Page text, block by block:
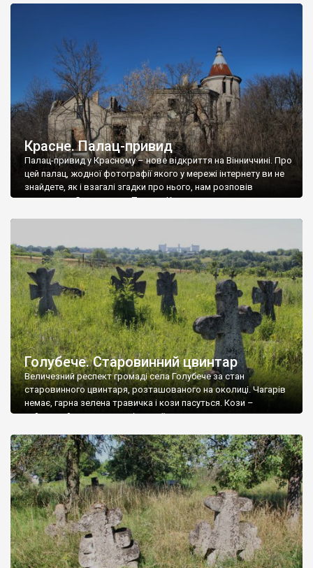
Красне. Палац-привид
Палац-привид у Красному – нове відкриття на Вінниччині. Про
цей палац, жодної фотографії якого у мережі інтернету ви не
знайдете, як і взагалі згадки про нього, нам розповів
мешканець Самгородка. Палац у Красному вразив не лише
Голубече. Старовинний цвинтар
Величезний респект громаді села Голубече за стан
старовинного цвинтаря, розташованого на околиці. Чагарів
немає, гарна зелена травичка і кози пасуться. Кози –
найкращий регулятор шкідливої, для старих кладовищ,
бруньками, кози ті бруньки обгризають, бо то улюблений
делікатес. На цвинтарі у Голубечому ціла колекція
різноманітних форм хрестів. Село відносно невелике, […]